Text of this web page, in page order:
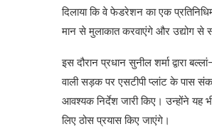
दिलाया कि वे फेडरेशन का एक
मान से मुलाकात करवाएंगे और उद्योग से
इस दौरान प्रधान सुनील शर्मा द्वारा
वाली सड़क पर एसटीपी प्लांट के पास
आवश्यक निर्देश जारी किए। उन्होंने यह
लिए ठोस प्रयास किए जाएंगे।